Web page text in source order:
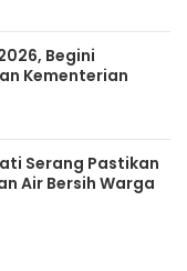
Begini
Kementerian
Serang Pastikan
Air Bersih Warga